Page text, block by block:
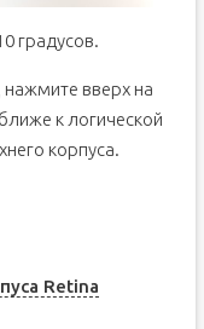
градусов.
вверх на
к логической
корпуса.
Retina